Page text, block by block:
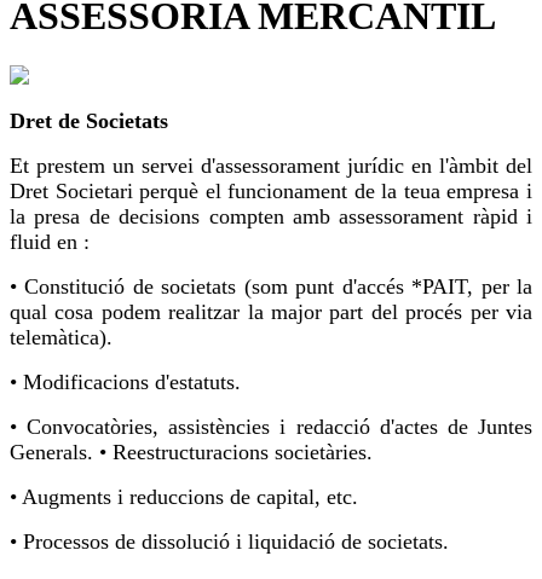
ASSESSORIA MERCANTIL
Dret de Societats
Et prestem un servei d'assessorament jurídic en l'àmbit del
Dret Societari perquè el funcionament de la teua empresa i
la presa de decisions compten amb assessorament ràpid i
fluid en :
• Constitució de societats (som punt d'accés *PAIT, per la
qual cosa podem realitzar la major part del procés per via
telemàtica).
• Modificacions d'estatuts.
• Convocatòries, assistències i redacció d'actes de Juntes
Generals. • Reestructuracions societàries.
• Augments i reduccions de capital, etc.
• Processos de dissolució i liquidació de societats.